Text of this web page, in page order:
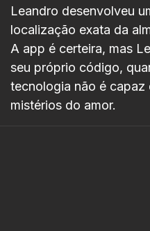
Leandro desenvolveu
localização exata da
A app é certeira, mas
seu próprio código,
tecnologia não é
mistérios do amor.